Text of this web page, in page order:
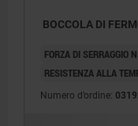
BOCCOLA DI
FORZA DI SERRAGGIO
RESISTENZA ALLA
Numero d’ordine: